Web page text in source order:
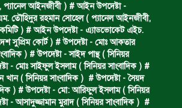
ডুবে এক ছাত্রের মৃত্যু।
মরদেহ উদ্ধার।
প‍্যানেল আইনজীবী ) # আইন উপদেষ্টা -
তৌহিদুর রহমান সোহেল ( প‍্যানেল আইনজীবী,
) # আইন উপদেষ্টা - এ্যাডভোকেট এইচ.
সুপ্রিম কোর্ট ) # উপদেষ্টা - মোঃ আকতার
) # উপদেষ্টা - সাইদ পান্থ ( সিনিয়র
- মোঃ সাইফুল ইসলাম ( সিনিয়র সাংবাদিক ) #
খান ( সিনিয়র সাংবাদিক ) # উপদেষ্টা - সৈয়দ
) # উপদেষ্টা - মো: আরিফুল ইসলাম ( সিনিয়র
- আসাদুজ্জামান মুরাদ ( সিনিয়র সাংবাদিক ) #